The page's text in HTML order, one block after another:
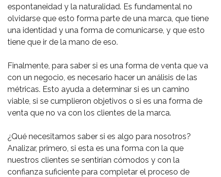
espontaneidad y la naturalidad. Es fundamental no
olvidarse que esto forma parte de una marca, que tiene
una identidad y una forma de comunicarse, y que esto
tiene que ir de la mano de eso. ⁣
Finalmente, para saber si es una forma de venta que va
con un negocio, es necesario hacer un análisis de las
métricas. Esto ayuda a determinar si es un camino
viable, si se cumplieron objetivos o si es una forma de
venta que no va con los clientes de la marca. ⁣
¿Qué necesitamos saber si es algo para nosotros?
Analizar, primero, si esta es una forma con la que
nuestros clientes se sentirían cómodos y con la
confianza suficiente para completar el proceso de